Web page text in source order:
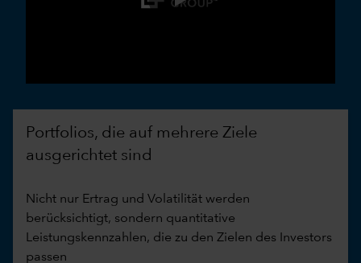
Portfolios, die auf mehrere Ziele
ausgerichtet sind
Nicht nur Ertrag und Volatilität werden
berücksichtigt, sondern quantitative
Leistungskennzahlen, die zu den Zielen des Investors
passen